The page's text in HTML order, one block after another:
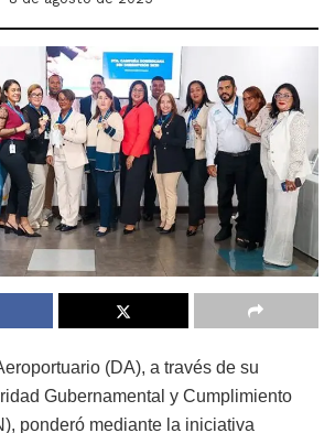
(DA), a través de su
Gubernamental y Cumplimiento
ponderó mediante la iniciativa